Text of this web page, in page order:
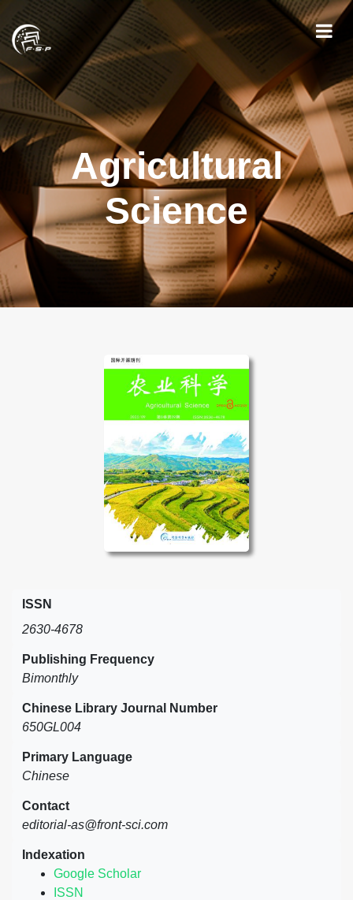
Agricultural
Science
ISSN
2630-4678
Publishing Frequency
Bimonthly
Chinese Library Journal Number
650GL004
Primary Language
Chinese
Contact
editorial-as@front-sci.com
Indexation
Google Scholar
ISSN